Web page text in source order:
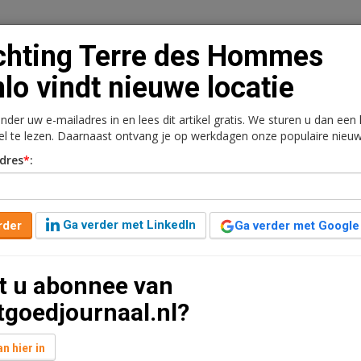
Vacaturebank Contact Abonnementen
Venlo vindt
6 jaar geleden aangepast
Venlo de winkelruimte aan de Straelseweg 204
Terre des Hommes
vindt nieuwe locatie
uw e-mailadres in en lees dit artikel gratis. We sturen u dan een
te lezen. Daarnaast ontvang je op werkdagen onze populaire
*:
Ga verder met LinkedIn Ga verder met Google
u abonnee van
hier in